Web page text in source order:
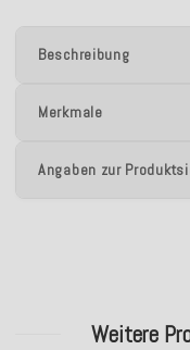
Beschreibung
Merkmale
Angaben zur
Weitere